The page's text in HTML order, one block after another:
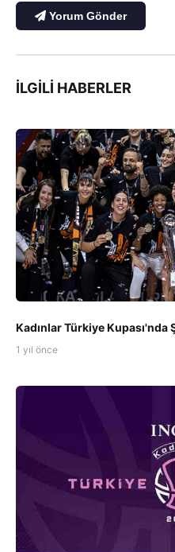
Yorum Gönder
İLGILI HABERLER
Kadınlar Türkiye
1 yıl önce